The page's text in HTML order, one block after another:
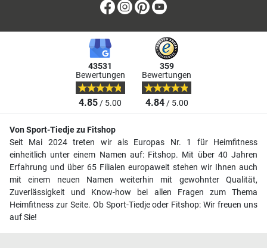
Facebook
Instagram
Pinterest
43531
Bewertungen
4.85/ 5.00
359
Bewertungen
4.84/ 5.00
Von Sport-Tiedje zu Fitshop
Seit Mai 2024 treten wir als Europas Nr. 1 für Heimfitness
einheitlich unter einem Namen auf: Fitshop. Mit über 40 Jahren
Erfahrung und über 65 Filialen europaweit stehen wir Ihnen auch
mit einem neuen Namen weiterhin mit gewohnter Qualität,
Zuverlässigkeit und Know-how bei allen Fragen zum Thema
Heimfitness zur Seite. Ob Sport-Tiedje oder Fitshop: Wir freuen uns
auf Sie!